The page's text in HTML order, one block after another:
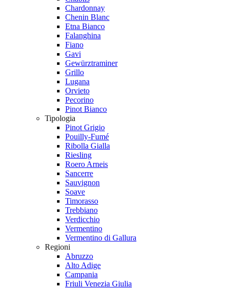
Chardonnay
Chenin Blanc
Etna Bianco
Falanghina
Fiano
Gavi
Gewürztraminer
Grillo
Lugana
Orvieto
Pecorino
Pinot Bianco
Tipologia
Pinot Grigio
Pouilly-Fumé
Ribolla Gialla
Riesling
Roero Arneis
Sancerre
Sauvignon
Soave
Timorasso
Trebbiano
Verdicchio
Vermentino
Vermentino di Gallura
Regioni
Abruzzo
Alto Adige
Campania
Friuli Venezia Giulia